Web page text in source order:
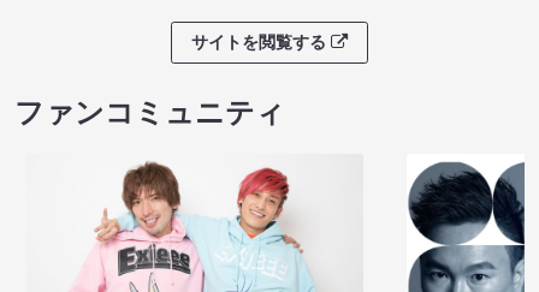
サイトを閲覧する
ファンコミュニティ